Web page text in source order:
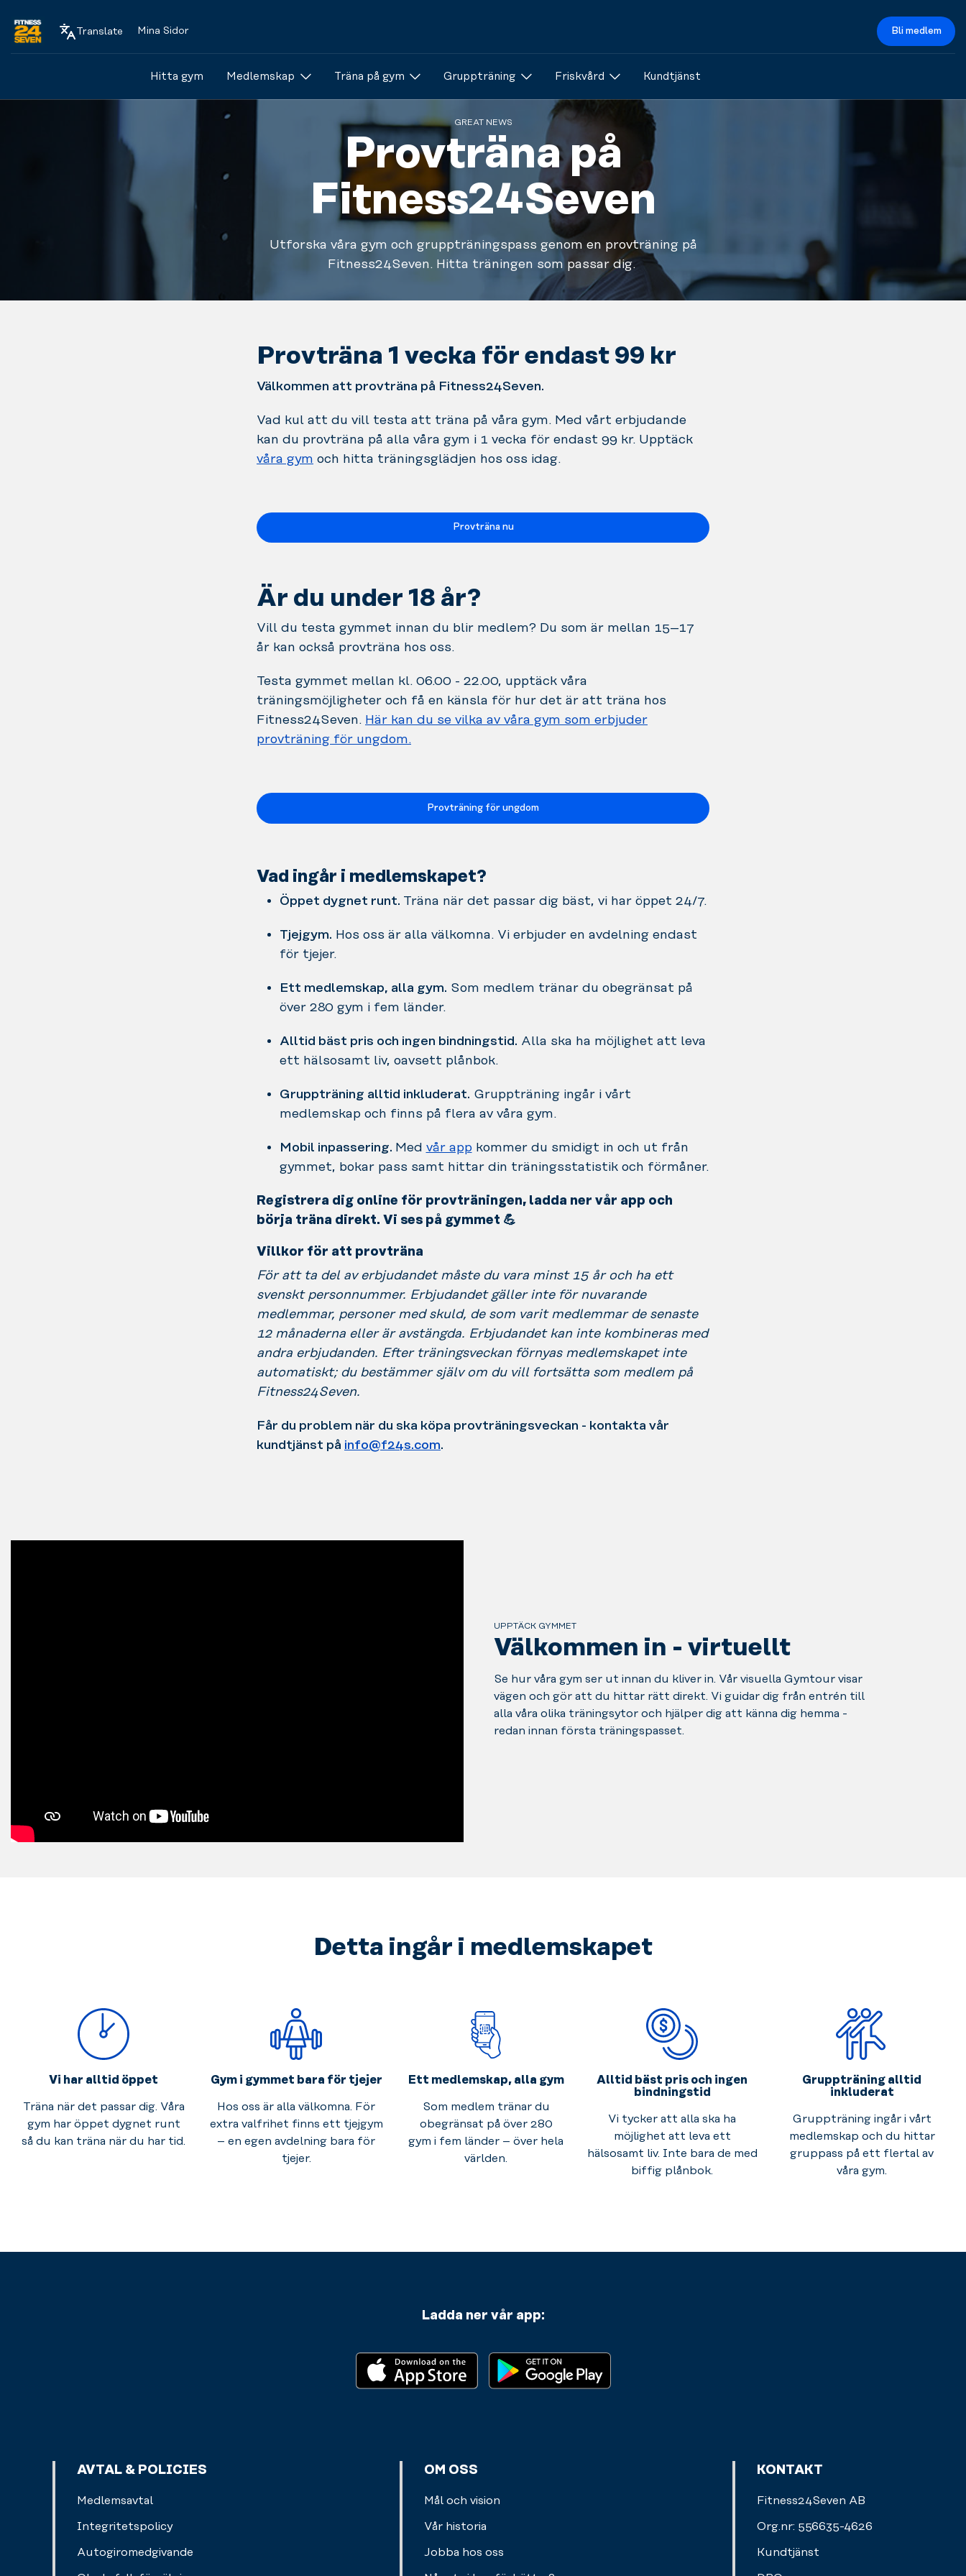
Logo
Bli medlem
Translate Mina Sidor
Hitta gym Medlemskap Träna på gym Gruppträning Friskvård Kundtjänst
GREAT NEWS
Provträna på
Fitness24Seven
Utforska våra gym och gruppträningspass genom en provträning på
Fitness24Seven. Hitta träningen som passar dig.
Provträna 1 vecka för endast 99 kr
Välkommen att provträna på Fitness24Seven.
Vad kul att du vill testa att träna på våra gym. Med vårt erbjudande
kan du provträna på alla våra gym i 1 vecka för endast 99 kr. Upptäck
våra gym och hitta träningsglädjen hos oss idag.
Provträna nu
Är du under 18 år?
Vill du testa gymmet innan du blir medlem? Du som är mellan 15–17
år kan också provträna hos oss.
Testa gymmet mellan kl. 06.00 - 22.00, upptäck våra
träningsmöjligheter och få en känsla för hur det är att träna hos
Fitness24Seven. Här kan du se vilka av våra gym som erbjuder
provträning för ungdom.
Provträning för ungdom
Vad ingår i medlemskapet?
Öppet dygnet runt. Träna när det passar dig bäst, vi har öppet 24/7.
Tjejgym. Hos oss är alla välkomna. Vi erbjuder en avdelning endast
för tjejer.
Ett medlemskap, alla gym. Som medlem tränar du obegränsat på
över 280 gym i fem länder.
Alltid bäst pris och ingen bindningstid. Alla ska ha möjlighet att leva
ett hälsosamt liv, oavsett plånbok.
Gruppträning alltid inkluderat. Gruppträning ingår i vårt
medlemskap och finns på flera av våra gym.
Mobil inpassering. Med vår appkommer du smidigt in och ut från
gymmet, bokar pass samt hittar din träningsstatistik och förmåner.
Registrera dig online för provträningen, ladda ner vår app och
börja träna direkt. Vi ses på gymmet 💪
Villkor för att provträna
För att ta del av erbjudandet måste du vara minst 15 år och ha ett
svenskt personnummer. Erbjudandet gäller inte för nuvarande
medlemmar, personer med skuld, de som varit medlemmar de senaste
12 månaderna eller är avstängda. Erbjudandet kan inte kombineras med
andra erbjudanden. Efter träningsveckan förnyas medlemskapet inte
automatiskt; du bestämmer själv om du vill fortsätta som medlem på
Fitness24Seven.
Får du problem när du ska köpa provträningsveckan - kontakta vår
kundtjänst på info@f24s.com.
UPPTÄCK GYMMET
Välkommen in - virtuellt
Se hur våra gym ser ut innan du kliver in. Vår visuella Gymtour visar
vägen och gör att du hittar rätt direkt. Vi guidar dig från entrén till
alla våra olika träningsytor och hjälper dig att känna dig hemma -
redan innan första träningspasset.
Detta ingår i medlemskapet
Vi har alltid öppet
Träna när det passar dig. Våra
gym har öppet dygnet runt
så du kan träna när du har tid.
Gym i gymmet bara för tjejer
Hos oss är alla välkomna. För
extra valfrihet finns ett tjejgym
– en egen avdelning bara för
tjejer.
Ett medlemskap, alla gym
Som medlem tränar du
obegränsat på över 280
gym i fem länder – över hela
världen.
Alltid bäst pris och ingen
bindningstid
Vi tycker att alla ska ha
möjlighet att leva ett
hälsosamt liv. Inte bara de med
biffig plånbok.
Gruppträning alltid
inkluderat
Gruppträning ingår i vårt
medlemskap och du hittar
gruppass på ett flertal av
våra gym.
Ladda ner vår app:
AVTAL & POLICIES
Medlemsavtal
Integritetspolicy
Autogiromedgivande
OM OSS
Mål och vision
Vår historia
Jobba hos oss
KONTAKT
Fitness24Seven AB
Org.nr: 556635-4626
Kundtjänst